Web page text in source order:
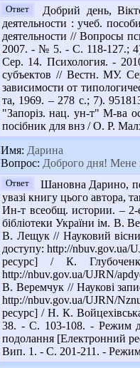
Ответ
Добрий день,
деятельности : учеб.
деятельности // Вопросы
2007. - № 5. - С. 118-127.;
Сер. 14. Психология. -
субъектов // Вестн. МУ.
зависимости от
та, 1969. – 278 с.; 7).
"Запоріз. нац. ун-т" М-ва
посібник для внз / О. Р.
Имя: Дарина
Вопрос: Доброго дня! Мене
Ответ
Шановна Дарино,
увазі книгу цього
Ин-т всеобщ. истории. – 2-
бібліотеки України ім. В.
В. Лещук // Науковий
доступу: http://nbuv.gov.ua/
ресурс] / К.
http://nbuv.gov.ua/UJRN/
В. Веремчук // Наукові
http://nbuv.gov.ua/UJRN/
ресурс] / Н. К.
38. - С. 103-108. - Режим
подолання [Електронний
Вип. 1. - С. 201-211. -